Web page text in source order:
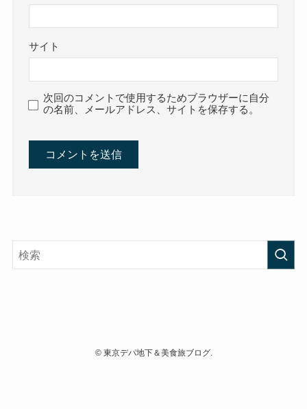
サイト
次回のコメントで使用するためブラウザーに自分
の名前、メールアドレス、サイトを保存する。
©東京デパ地下＆美食旅ブログ.